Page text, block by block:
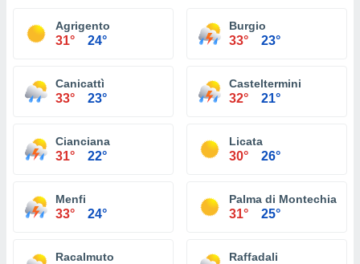
Agrigento
31° 24°
Burgio
33° 23°
Canicattì
33° 23°
Casteltermini
32° 21°
Cianciana
31° 22°
Licata
30° 26°
Menfi
33° 24°
Palma di Montechiaro
31° 25°
Racalmuto Raffadali